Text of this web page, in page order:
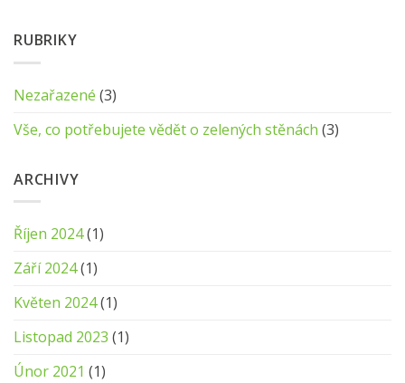
RUBRIKY
Nezařazené (3)
Vše, co potřebujete vědět o zelených stěnách (3)
ARCHIVY
Říjen 2024(1)
Září 2024(1)
Květen 2024(1)
Listopad 2023 (1)
Únor 2021 (1)